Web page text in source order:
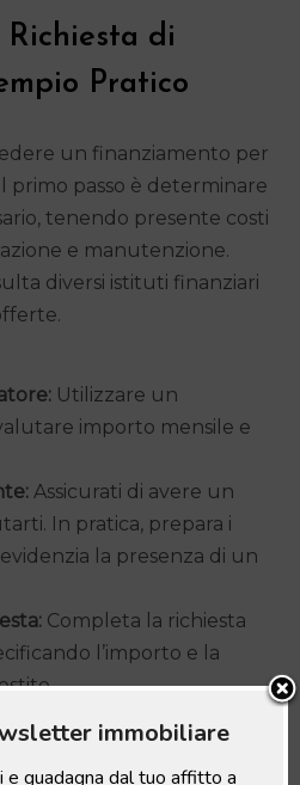
Richiesta di
Pratico
un finanziamento per
primo passo è determinare
tenendo presente costi
e manutenzione.
diversi istituti finanziari
Utilizzare un
importo mensile e
Assicurati di avere un
In pratica, prepara i
la presenza di un
Completa la richiesta
l’importo e la
Online
immobiliare
e guadagna dal tuo affitto a